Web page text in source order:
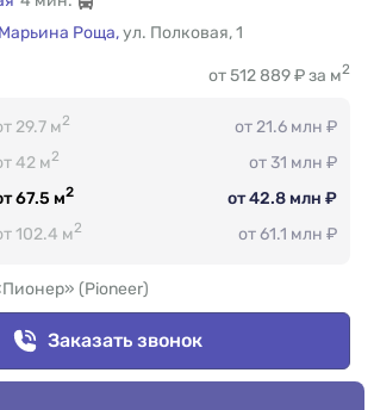
Марьина Роща,ул. Полковая,1
от 512 889 ₽ за м2
29.7 м2
от 21.6 млн ₽
42 м2
от 31 млн ₽
67.5 м2
от 42.8 млн ₽
102.4 м2 от 61.1 млн ₽
(Pioneer)
Заказать звонок